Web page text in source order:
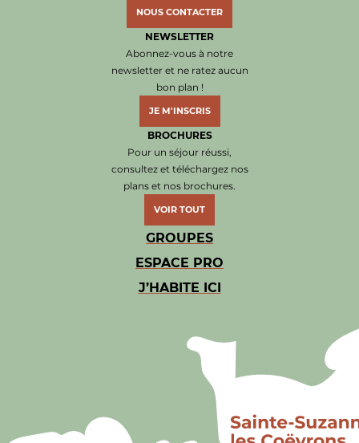
NOUS CONTACTER
NEWSLETTER
Abonnez-vous à notre
newsletter et ne ratez aucun
bon plan !
JE M'INSCRIS
BROCHURES
Pour un séjour réussi,
consultez et téléchargez nos
plans et nos brochures.
VOIR TOUT
GROUPES
ESPACE PRO
J’HABITE ICI